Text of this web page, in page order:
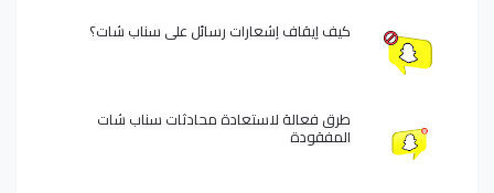
كيف إيقاف إشعارات رسائل على سناب شات؟
طرق فعالة لاستعادة محادثات سناب شات
المفقودة